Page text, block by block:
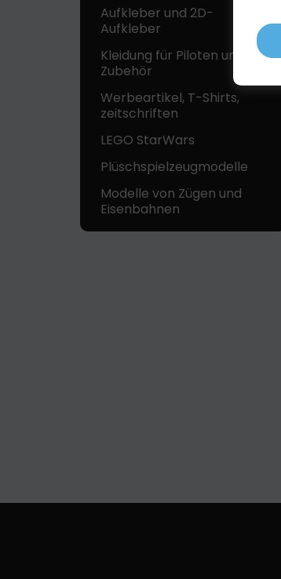
Aufkleber und 2D-
Aufkleber
Kleidung für Piloten und
Zubehör
Werbeartikel, T-Shirts,
zeitschriften
LEGO StarWars
Plüschspielzeugmodelle
Modelle von Zügen und
Eisenbahnen